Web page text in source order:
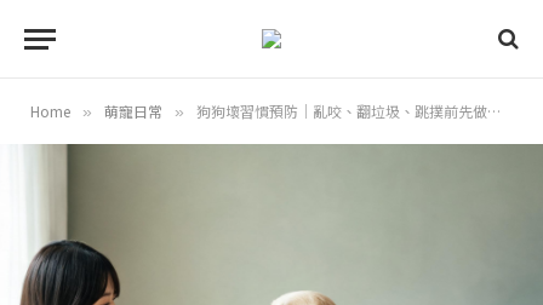
Home » 萌寵日常 » 狗狗壞習慣預防｜亂咬、翻垃圾、跳撲前先做環境管理